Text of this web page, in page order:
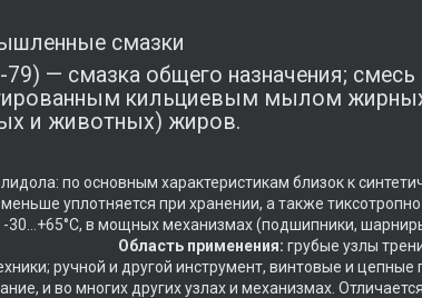
смазки
— смазка общего назначения; смесь
кильциевым мылом
и животных) жиров.
по основным характеристикам близок к
уплотняется при хранении, а также тиксотропно
30…+65°С, в мощных механизмах (подшипники,
Область применения: грубые узлы
ручной и другой инструмент, винтовые и цепные
и во многих других узлах и механизмах.